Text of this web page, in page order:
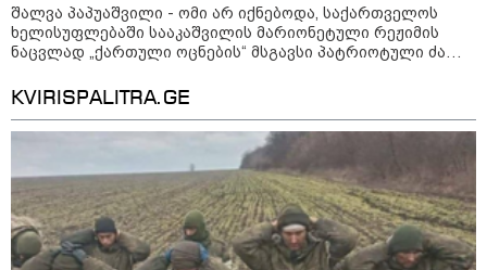
12:34 / 08-08-2026
რას აცხადებს ირაკლი კობახიძე
ელექტროენერგიის რამდენჯერმე
გათიშვასთან დაკავშირებით?
შალვა პაპუაშვილი - ომი არ იქნებოდა, საქართველოს
ხელისუფლებაში სააკაშვილის მარიონეტული რეჟიმის
ნაცვლად „ქართული ოცნების“ მსგავსი პატრიოტული ძალა
ალბათობით, არც უკრაინის ომი იქნებოდა
KVIRISPALITRA.GE